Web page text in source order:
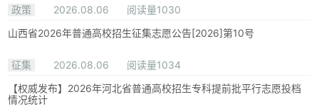
政策
2026.08.06
阅读量1030
山西省2026年普通高校招生征集志愿公告[2026]第10号
征集 2026.08.06
阅读量1034
【权威发布】2026年河北省普通高校招生专科提前批平行志愿投档
情况统计